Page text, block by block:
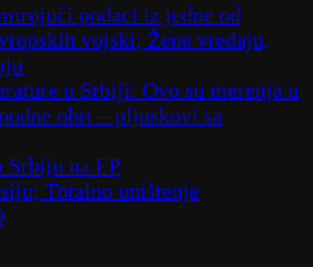
podaci iz jedne od
vojski; Žene vređaju,
u Srbiji: Ovo su merenja u
obrt – pljuskovi sa
Srbiju na EP
Totalno uništenje